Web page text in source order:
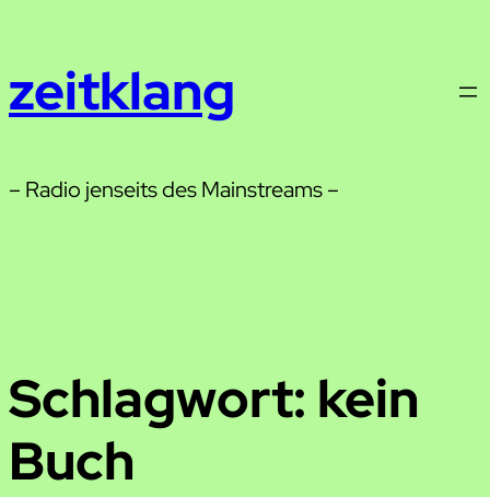
springen
zeitklang
– Radio jenseits des Mainstreams –
Schlagwort: kein
Buch